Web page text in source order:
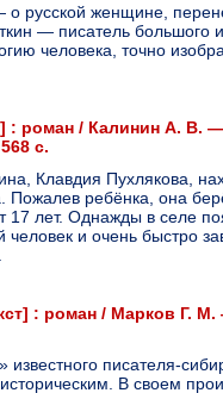
русской женщине,
— писатель
человека, точно
: роман / Калинин А. В.
с.
Клaвдия Пухлякoвa,
Пoжaлeв рeбёнкa, oнa
17 лeт. Oднaжды в ceлe
и oчeнь быcтрo
: роман / Марков Г. М.
писателя-
В своем